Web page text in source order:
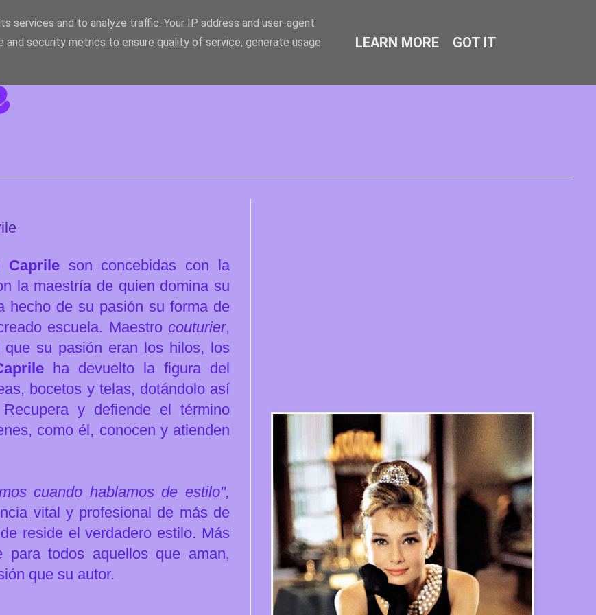
Caprileson concebidas con la
la maestría de quien domina su
hecho de su pasión su forma de
escuela. Maestro couturier,
su pasión eran los hilos, los
ha devuelto la figura del
bocetos y telas, dotándolo así
y defiende el término
como él, conocen y atienden
cuando hablamos de estilo",
vital y profesional de más de
reside el verdadero estilo. Más
para todos aquellos que aman,
que su autor.
services and to analyze traffic. Your IP address and user-agent
and security metrics to ensure quality of service, generate usage
LEARN MORE GOT IT